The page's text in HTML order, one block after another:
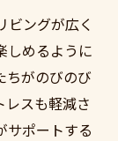
田原に住
田原に住
ビングが広く
しめるように
ちがのびのび
レスも軽減さ
サポートする